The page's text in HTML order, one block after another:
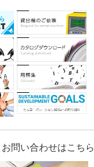
問い合わせはこち